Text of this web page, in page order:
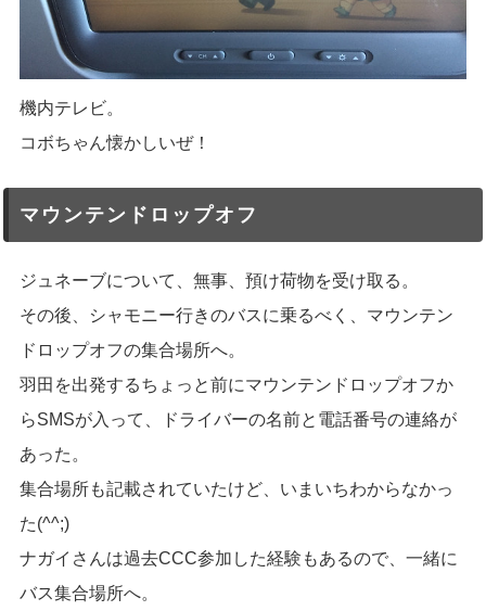
機内テレビ。
コボちゃん懐かしいぜ！
マウンテンドロップオフ
ジュネーブについて、無事、預け荷物を受け取る。
その後、シャモニー行きのバスに乗るべく、マウンテン
ドロップオフの集合場所へ。
羽田を出発するちょっと前にマウンテンドロップオフか
らSMSが入って、ドライバーの名前と電話番号の連絡が
あった。
集合場所も記載されていたけど、いまいちわからなかっ
た(^^;)
ナガイさんは過去CCC参加した経験もあるので、一緒に
バス集合場所へ。